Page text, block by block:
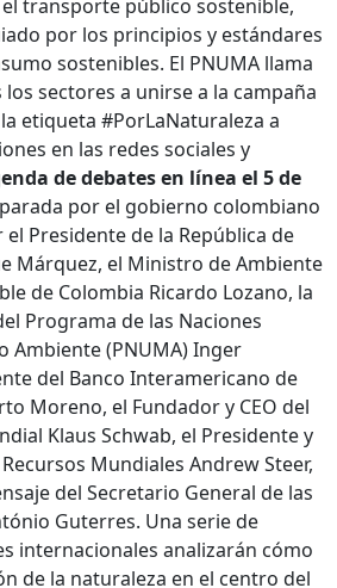
transporte público sostenible,
por los principios y estándares
sostenibles. El PNUMA llama
sectores a unirse a la campaña
etiqueta #PorLaNaturaleza a
en las redes sociales y
de debates en línea el 5 de
por el gobierno colombiano
Presidente de la República de
Márquez, el Ministro de Ambiente
de Colombia Ricardo Lozano, la
Programa de las Naciones
Ambiente (PNUMA) Inger
del Banco Interamericano de
Moreno, el Fundador y CEO del
Klaus Schwab, el Presidente y
Mundiales Andrew Steer,
del Secretario General de las
Guterres. Una serie de
internacionales analizarán cómo
de la naturaleza en el centro del